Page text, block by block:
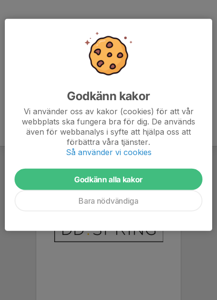
Godkänn kakor
Vi använder oss av kakor (cookies) för att vår
webbplats ska fungera bra för dig. De används
även för webbanalys i syfte att hjälpa oss att
förbättra våra tjänster.
Så använder vi cookies
Godkänn alla kakor
Bara nödvändiga